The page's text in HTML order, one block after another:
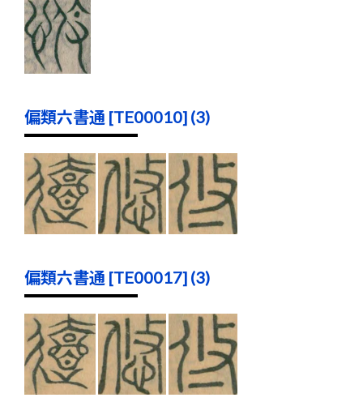
偏類六書通 [TE00010] (3)
偏類六書通 [TE00017] (3)